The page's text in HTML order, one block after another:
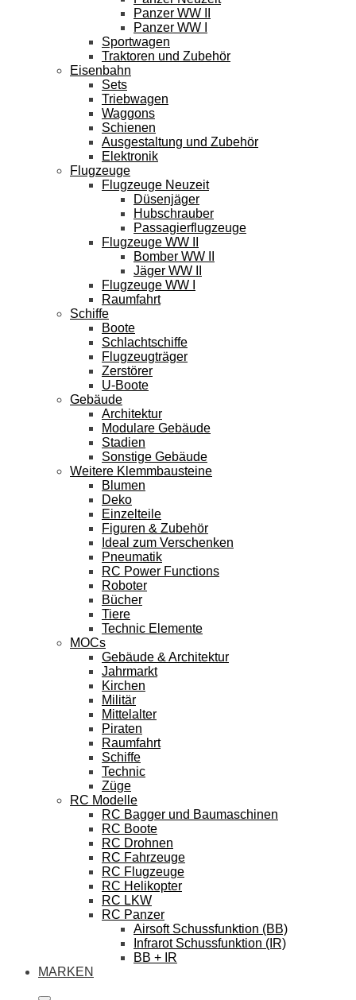
Panzer WW II
Panzer WW I
Sportwagen
Traktoren und Zubehör
Eisenbahn
Sets
Triebwagen
Waggons
Schienen
Ausgestaltung und Zubehör
Elektronik
Flugzeuge
Flugzeuge Neuzeit
Düsenjäger
Hubschrauber
Passagierflugzeuge
Flugzeuge WW II
Bomber WW II
Jäger WW II
Flugzeuge WW I
Raumfahrt
Schiffe
Boote
Schlachtschiffe
Flugzeugträger
Zerstörer
U-Boote
Gebäude
Architektur
Modulare Gebäude
Stadien
Sonstige Gebäude
Weitere Klemmbausteine
Blumen
Deko
Einzelteile
Figuren & Zubehör
Ideal zum Verschenken
Pneumatik
RC Power Functions
Roboter
Bücher
Tiere
Technic Elemente
MOCs
Gebäude & Architektur
Jahrmarkt
Kirchen
Militär
Mittelalter
Piraten
Raumfahrt
Schiffe
Technic
Züge
RC Modelle
RC Bagger und Baumaschinen
RC Boote
RC Drohnen
RC Fahrzeuge
RC Flugzeuge
RC Helikopter
RC LKW
RC Panzer
Airsoft Schussfunktion (BB)
Infrarot Schussfunktion (IR)
BB + IR
MARKEN